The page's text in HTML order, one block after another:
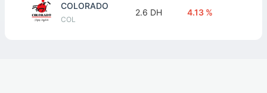
COLORADO
COL
2.6 DH 4.13 %